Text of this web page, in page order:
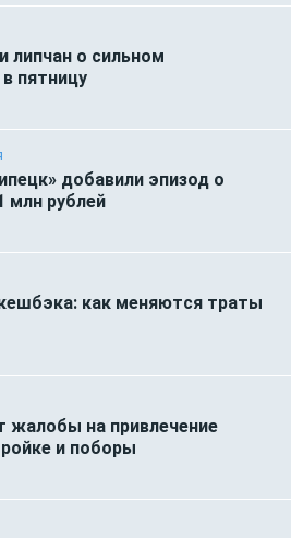
липчан о сильном
пятницу
добавили эпизод о
млн рублей
как меняются траты
жалобы на привлечение
и поборы